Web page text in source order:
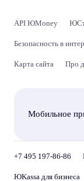
API ЮMoney
Безопасность в
Карта сайта Про
Мобильное
+7 495 197-86-86
ЮKassa для бизнеса